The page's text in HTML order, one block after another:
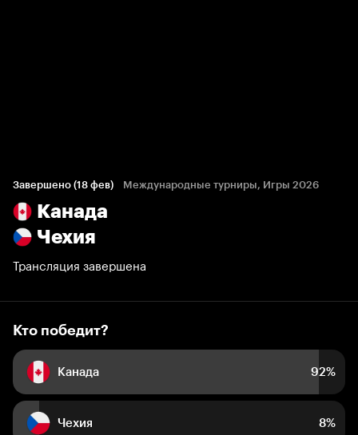
Завершено (18 фев) Международные турниры, Игры 2026
Канада
Чехия
Трансляция завершена
92%
Кто победит?
Канада 92%
Чехия 8%